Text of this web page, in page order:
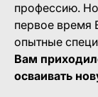
профессию. Но
первое время
опытные
Вам
осваивать